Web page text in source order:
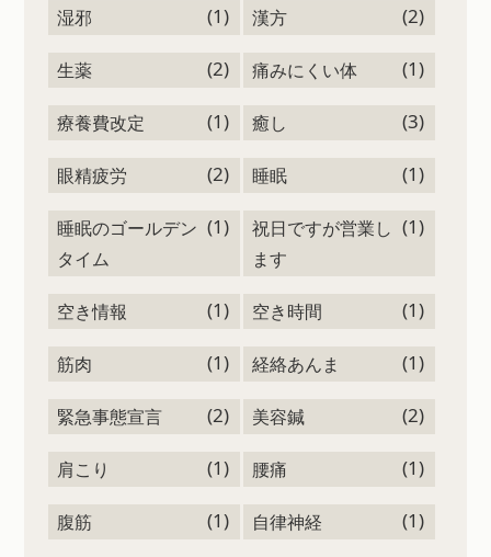
湿邪 (1) 漢方 (2)
生薬 (2) 痛みにくい体 (1)
療養費改定 (1) 癒し (3)
眼精疲労 (2) 睡眠 (1)
睡眠のゴールデン
タイム
(1)
祝日ですが営業し
ます
(1)
空き情報 (1) 空き時間 (1)
筋肉 (1) 経絡あんま (1)
緊急事態宣言 (2) 美容鍼 (2)
肩こり (1) 腰痛 (1)
腹筋 (1) 自律神経 (1)